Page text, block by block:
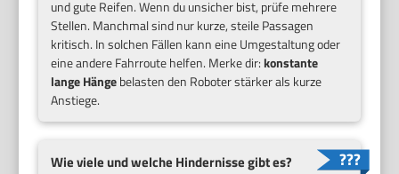
und gute Reifen. Wenn du unsicher bist, prüfe mehrere
Stellen. Manchmal sind nur kurze, steile Passagen
kritisch. In solchen Fällen kann eine Umgestaltung oder
eine andere Fahrroute helfen. Merke dir:konstante
lange Hängebelasten den Roboter stärker als kurze
Anstiege.
Wie viele und welche Hindernisse gibt es?